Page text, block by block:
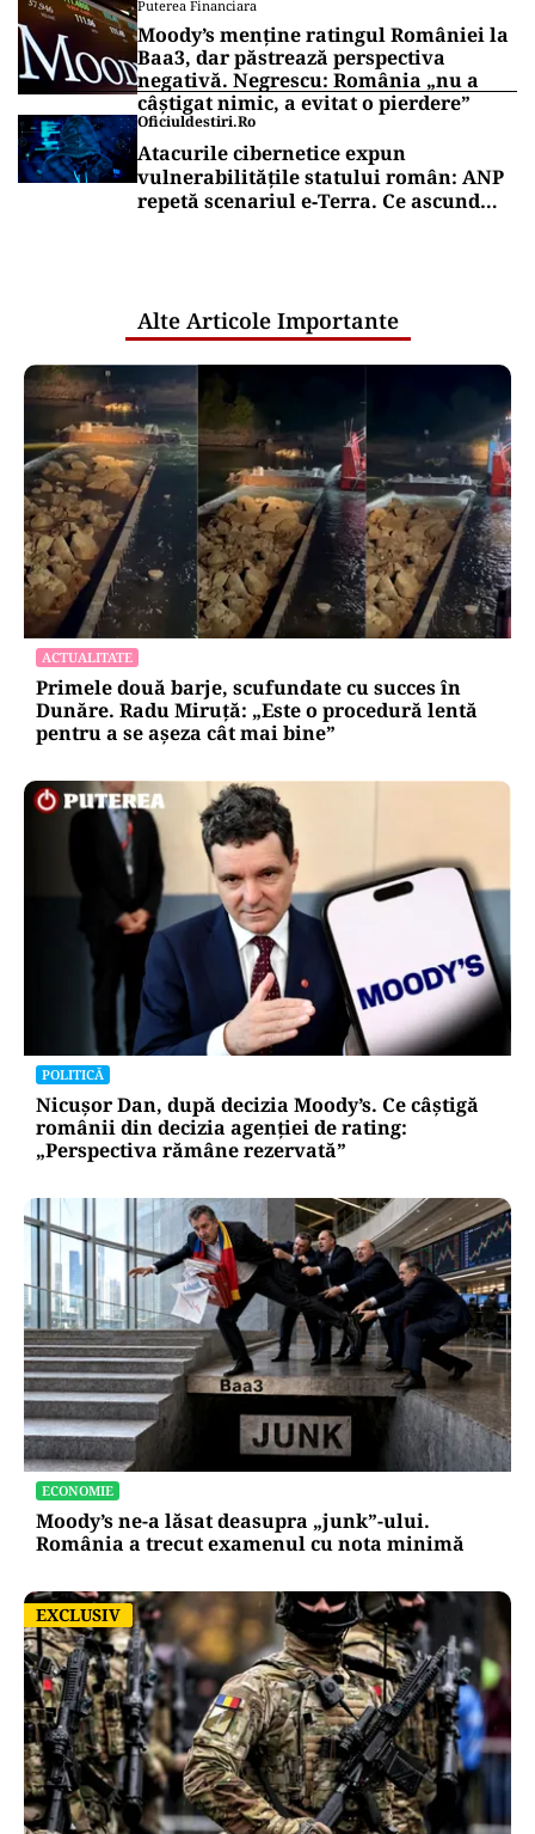
Puterea Financiara
Moody’s menține ratingul României la
Baa3, dar păstrează perspectiva
negativă. Negrescu: România „nu a
câștigat nimic, a evitat o pierdere”
Oficiuldestiri.ro
Atacurile cibernetice expun
vulnerabilitățile statului român: ANP
repetă scenariul e‑Terra. Ce ascund
Alte Articole Importante
ACTUALITATE
Primele două barje, scufundate cu succes în
Dunăre. Radu Miruță: „Este o procedură lentă
pentru a se așeza cât mai bine”
POLITICĂ
Nicușor Dan, după decizia Moody’s. Ce câștigă
românii din decizia agenției de rating:
„Perspectiva rămâne rezervată”
ECONOMIE
Moody’s ne-a lăsat deasupra „junk”-ului.
România a trecut examenul cu nota minimă
EXCLUSIV
EXCLUSIV